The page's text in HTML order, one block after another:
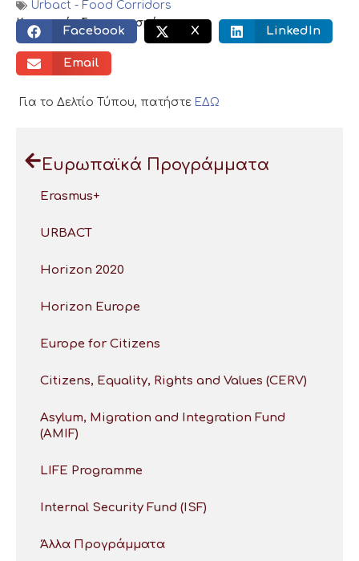
Urbact - Food Corridors
Κοινωνικός διαμοιρασμός:
Facebook X LinkedIn
Email
Για το Δελτίο Τύπου, πατήστε ΕΔΩ
Ευρωπαϊκά Προγράμματα
Erasmus+
URBACT
Horizon 2020
Horizon Europe
Europe for Citizens
Citizens, Equality, Rights and Values (CERV)
Asylum, Migration and Integration Fund
(AMIF)
LIFE Programme
Internal Security Fund (ISF)
Άλλα Προγράμματα